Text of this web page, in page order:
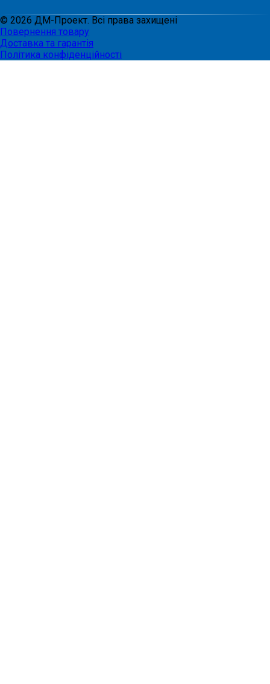
© 2026 ДМ-Проект. Всі права захищені
Повернення товару
Доставка та гарантія
Політика конфіденційності